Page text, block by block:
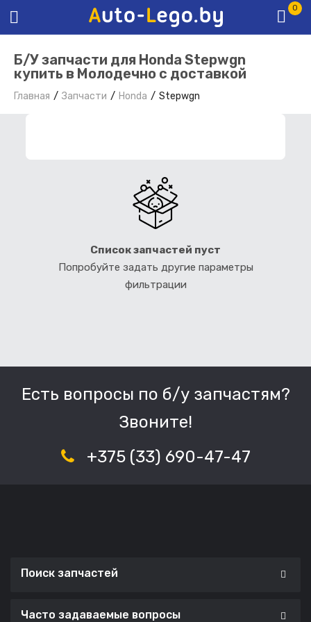
0
Б/У запчасти для Honda Stepwgn
купить в Молодечно с доставкой
Главная Запчасти Honda Stepwgn
Список запчастей пуст
Попробуйте задать другие параметры
фильтрации
Есть вопросы по б/у запчастям?
Звоните!
+375 (33) 690-47-47
Поиск запчастей
Часто задаваемые вопросы